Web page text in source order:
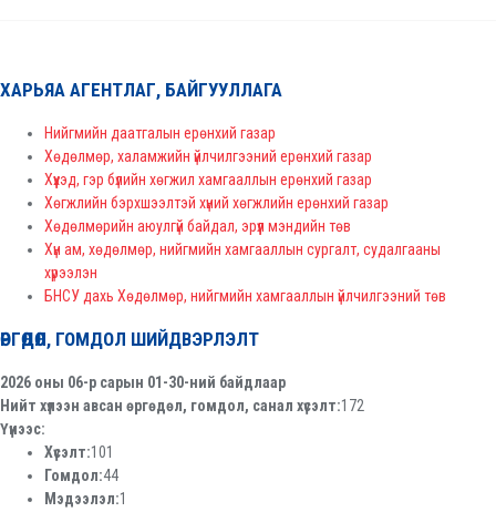
ХАРЬЯА АГЕНТЛАГ, БАЙГУУЛЛАГА
Нийгмийн даатгалын ерөнхий газар
Хөдөлмөр, халамжийн үйлчилгээний ерөнхий газар
Хүүхэд, гэр бүлийн хөгжил хамгааллын ерөнхий газар
Хөгжлийн бэрхшээлтэй хүний хөгжлийн ерөнхий газар
Хөдөлмөрийн аюулгүй байдал, эрүүл мэндийн төв
Хүн ам, хөдөлмөр, нийгмийн хамгааллын сургалт, судалгааны
хүрээлэн
БНСУ дахь Хөдөлмөр, нийгмийн хамгааллын үйлчилгээний төв
ӨРГӨДӨЛ, ГОМДОЛ ШИЙДВЭРЛЭЛТ
2026 оны 06-р сарын 01-30-ний байдлаар
Нийт хүлээн авсан өргөдөл, гомдол, санал хүсэлт:172
Үүнээс:
Хүсэлт:101
Гомдол:44
Мэдээлэл:1